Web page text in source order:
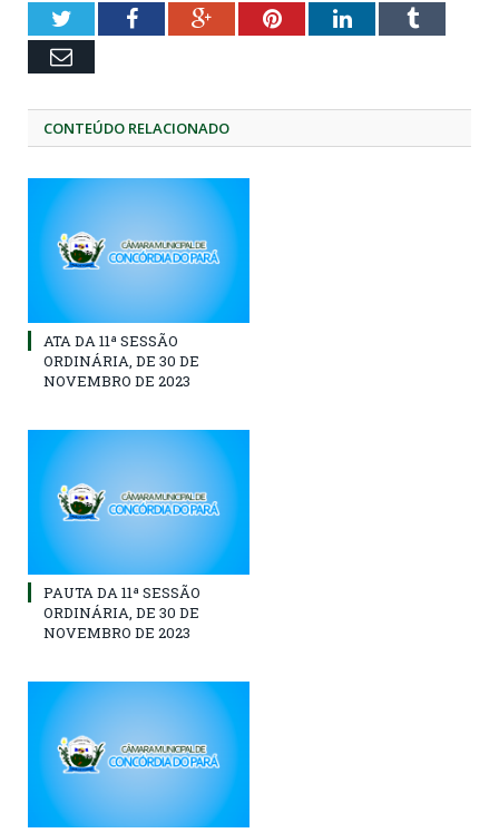
TwitterFacebookGoogle+PinterestLinkedInTumblr
Email
CONTEÚDO RELACIONADO
ATA DA 11ª SESSÃO
ORDINÁRIA, DE 30 DE
NOVEMBRO DE 2023
PAUTA DA 11ª SESSÃO
ORDINÁRIA, DE 30 DE
NOVEMBRO DE 2023